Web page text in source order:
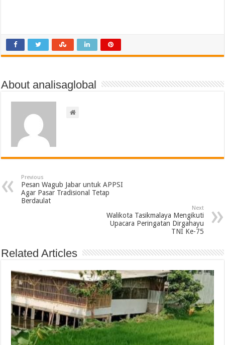
About analisaglobal
Previous
Pesan Wagub Jabar untuk APPSI
Agar Pasar Tradisional Tetap
Berdaulat
Next
Walikota Tasikmalaya Mengikuti
Upacara Peringatan Dirgahayu
TNI Ke-75
Related Articles